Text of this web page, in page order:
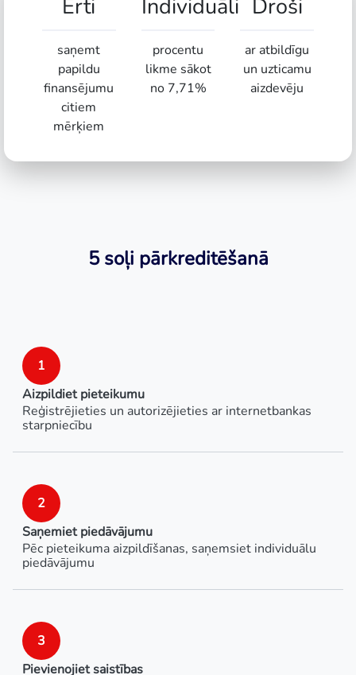
Ērti
saņemt
papildu
finansējumu
citiem
mērķiem
Individuāli
procentu
likme sākot
no 7,71%
Droši
ar atbildīgu
un uzticamu
aizdevēju
5 soļi pārkreditēšanā
1
Aizpildiet pieteikumu
Reģistrējieties un autorizējieties ar internetbankas
starpniecību
2
Saņemiet piedāvājumu
Pēc pieteikuma aizpildīšanas, saņemsiet individuālu
piedāvājumu
3
Pievienojiet saistības